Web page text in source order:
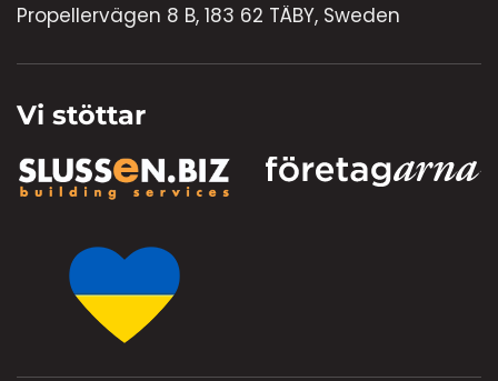
Propellervägen 8 B, 183 62 TÄBY, Sweden
Vi stöttar